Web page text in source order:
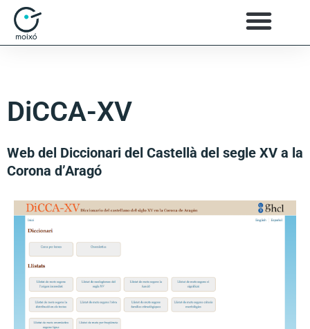
DiCCA-XV
Web del Diccionari del Castellà del segle XV a la
Corona d’Aragó